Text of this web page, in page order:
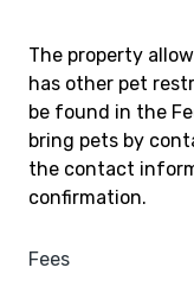
The property
has other pet
be found in the
bring pets by
the contact
confirmation.
Fees